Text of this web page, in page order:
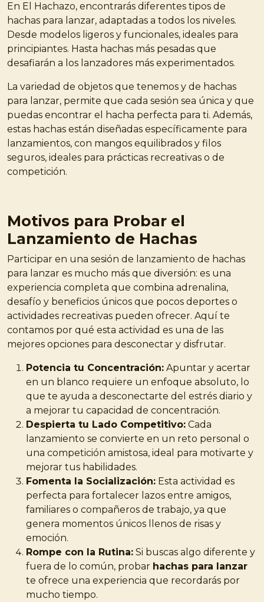
En El Hachazo, encontrarás diferentes tipos de
hachas para lanzar, adaptadas a todos los niveles.
Desde modelos ligeros y funcionales, ideales para
principiantes. Hasta hachas más pesadas que
desafiarán a los lanzadores más experimentados.
La variedad de objetos que tenemos y de hachas
para lanzar, permite que cada sesión sea única y que
puedas encontrar el hacha perfecta para ti. Además,
estas hachas están diseñadas específicamente para
lanzamientos, con mangos equilibrados y filos
seguros, ideales para prácticas recreativas o de
competición.
Motivos para Probar el
Lanzamiento de Hachas
Participar en una sesión de lanzamiento de hachas
para lanzar es mucho más que diversión: es una
experiencia completa que combina adrenalina,
desafío y beneficios únicos que pocos deportes o
actividades recreativas pueden ofrecer. Aquí te
contamos por qué esta actividad es una de las
mejores opciones para desconectar y disfrutar.
Potencia tu Concentración: Apuntar y acertar
en un blanco requiere un enfoque absoluto, lo
que te ayuda a desconectarte del estrés diario y
a mejorar tu capacidad de concentración.
Despierta tu Lado Competitivo: Cada
lanzamiento se convierte en un reto personal o
una competición amistosa, ideal para motivarte y
mejorar tus habilidades.
Fomenta la Socialización: Esta actividad es
perfecta para fortalecer lazos entre amigos,
familiares o compañeros de trabajo, ya que
genera momentos únicos llenos de risas y
emoción.
Rompe con la Rutina: Si buscas algo diferente y
fuera de lo común, probar hachas para lanzar
te ofrece una experiencia que recordarás por
mucho tiempo.